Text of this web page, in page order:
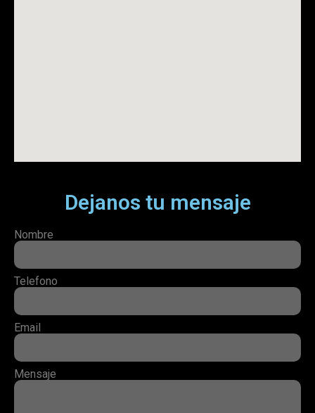
Dejanos tu mensaje
Nombre
Telefono
Email
Mensaje